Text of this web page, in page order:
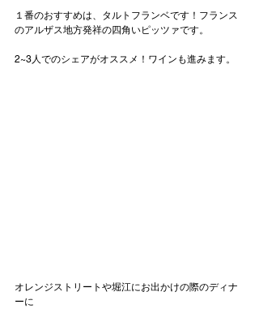
１番のおすすめは、タルトフランベです！フランス
のアルザス地方発祥の四角いピッツァです。
2~3人でのシェアがオススメ！ワインも進みます。
オレンジストリートや堀江にお出かけの際のディナ
ーに